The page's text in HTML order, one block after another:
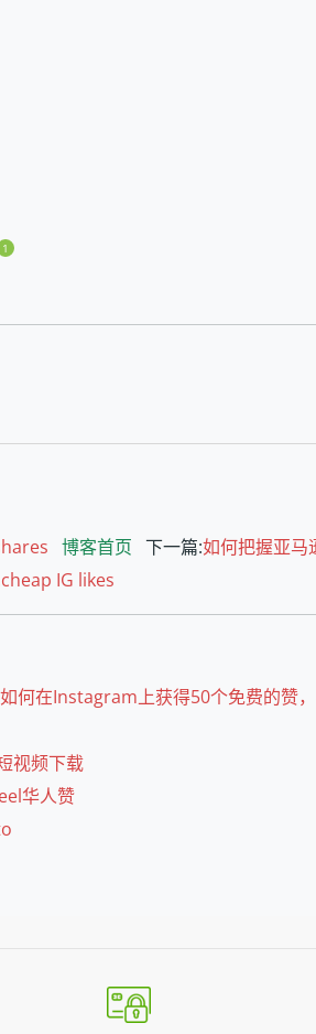
1
博客首页 下一篇:如何把握亚
IG likes
在Instagram上获得50个免费的赞
视频下载
华人赞